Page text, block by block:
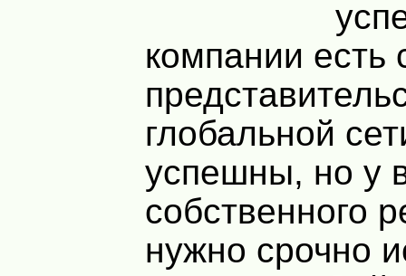
компании есть
глобальной
успешны, но у
собственного
нужно срочно